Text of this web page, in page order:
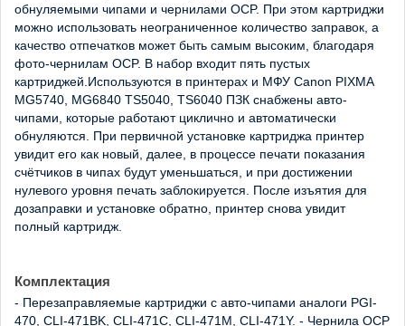
обнуляемыми чипами и чернилами OCP. При этом картриджи
можно использовать неограниченное количество заправок, а
качество отпечатков может быть самым высоким, благодаря
фото-чернилам OCP. В набор входит пять пустых
картриджей.Используются в принтерах и МФУ Canon PIXMA
MG5740, MG6840 TS5040, TS6040 ПЗК снабжены авто-
чипами, которые работают циклично и автоматически
обнуляются. При первичной установке картриджа принтер
увидит его как новый, далее, в процессе печати показания
счётчиков в чипах будут уменьшаться, и при достижении
нулевого уровня печать заблокируется. После изъятия для
дозаправки и установке обратно, принтер снова увидит
полный картридж.
Комплектация
- Перезаправляемые картриджи с авто-чипами аналоги PGI-
470, CLI-471BK, CLI-471C, CLI-471M, CLI-471Y. - Чернила OCP